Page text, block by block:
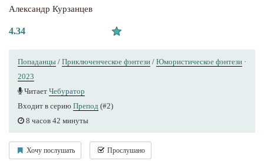
Александр Курзанцев
4.34
Попаданцы / Приключенческое фэнтези / Юмористическое фэнтези ·
2023
Читает Чебуратор
Входит в серию Препод (#2)
8 часов 42 минуты
Хочу послушать Прослушано